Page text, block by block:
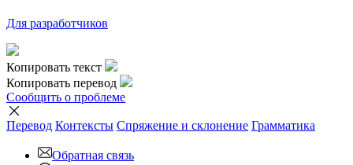
Для разработчиков
Копировать текст
Копировать перевод
Сообщить о проблеме
Перевод Контексты Спряжение и склонение Грамматика
Обратная связь